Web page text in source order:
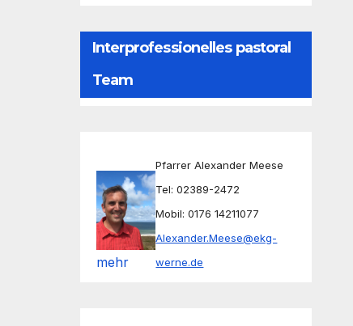
Interprofessionelles pastoral
Team
mehr
Pfarrer Alexander Meese
Tel: 02389-2472
Mobil: 0176 14211077
Alexander.Meese@ekg-
werne.de